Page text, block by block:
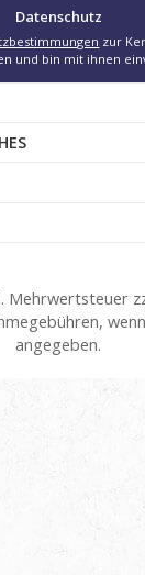
Datenschutz
zur
und bin mit ihnen
Mehrwertsteuer
angegeben.